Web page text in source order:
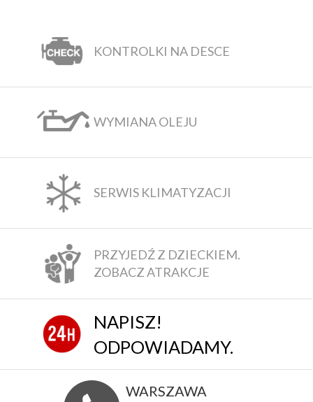
KONTROLKI NA DESCE
WYMIANA OLEJU
SERWIS KLIMATYZACJI
PRZYJEDŹ Z DZIECKIEM.
ZOBACZ ATRAKCJE
NAPISZ!
ODPOWIADAMY.
WARSZAWA